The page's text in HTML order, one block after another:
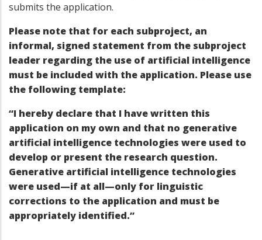
submits the application.
Please note that for each subproject, an
informal, signed statement from the subproject
leader regarding the use of artificial intelligence
must be included with the application. Please use
the following template:
“I hereby declare that I have written this
application on my own and that no generative
artificial intelligence technologies were used to
develop or present the research question.
Generative artificial intelligence technologies
were used—if at all—only for linguistic
corrections to the application and must be
appropriately identified.”